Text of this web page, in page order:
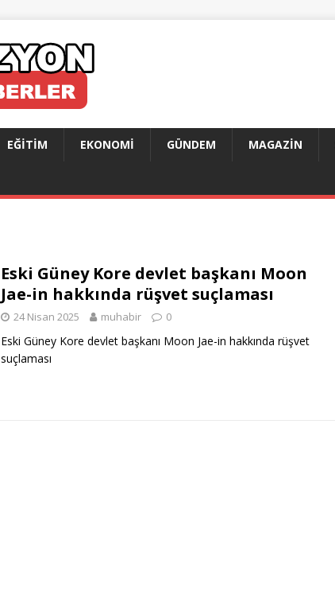
EĞITIM EKONOMI GÜNDEM MAGAZIN
Eski Güney Kore devlet başkanı Moon
Jae-in hakkında rüşvet suçlaması
24 Nisan 2025 muhabir 0
Eski Güney Kore devlet başkanı Moon Jae-in hakkında rüşvet
suçlaması